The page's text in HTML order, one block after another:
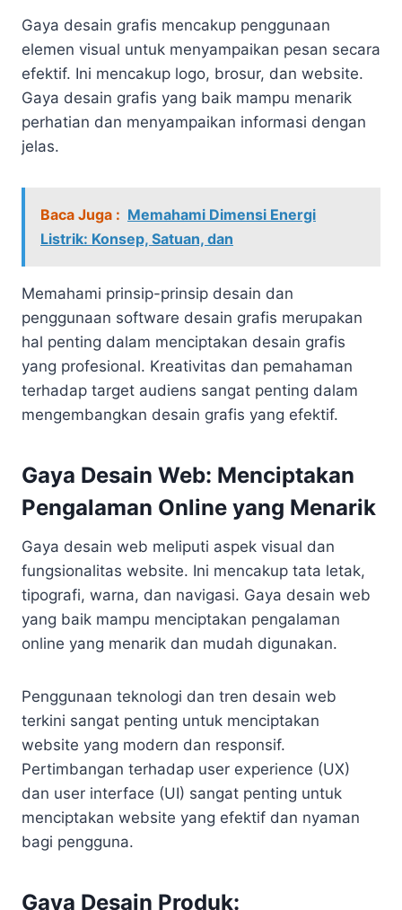
Gaya desain grafis mencakup penggunaan
elemen visual untuk menyampaikan pesan secara
efektif. Ini mencakup logo, brosur, dan website.
Gaya desain grafis yang baik mampu menarik
perhatian dan menyampaikan informasi dengan
jelas.
Baca Juga : Memahami Dimensi Energi
Listrik: Konsep, Satuan, dan
Memahami prinsip-prinsip desain dan
penggunaan software desain grafis merupakan
hal penting dalam menciptakan desain grafis
yang profesional. Kreativitas dan pemahaman
terhadap target audiens sangat penting dalam
mengembangkan desain grafis yang efektif.
Gaya Desain Web: Menciptakan
Pengalaman Online yang Menarik
Gaya desain web meliputi aspek visual dan
fungsionalitas website. Ini mencakup tata letak,
tipografi, warna, dan navigasi. Gaya desain web
yang baik mampu menciptakan pengalaman
online yang menarik dan mudah digunakan.
Penggunaan teknologi dan tren desain web
terkini sangat penting untuk menciptakan
website yang modern dan responsif.
Pertimbangan terhadap user experience (UX)
dan user interface (UI) sangat penting untuk
menciptakan website yang efektif dan nyaman
bagi pengguna.
Gaya Desain Produk: